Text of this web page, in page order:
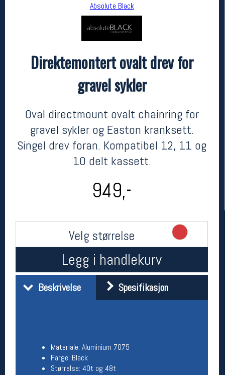
Absolute Black
Direktemontert ovalt drev for
gravel sykler
Oval directmount ovalt chainring for
gravel sykler og Easton kranksett.
Singel drev foran. Kompatibel 12, 11 og
10 delt kassett.
949,-
Velg størrelse
Legg i handlekurv
Beskrivelse Spesifikasjon
Materiale: Aluminium 7075
Farge: Black
Størrelse: 40t og 48t
Absolute Black
Direktemontert ovalt drev for gravel sykler
kr 949
Her finner du oss
Oslo Sportslager
Torggata 20
Om oss
Kontakt oss